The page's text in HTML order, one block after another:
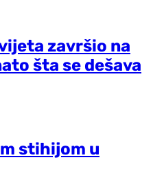
završio na
šta se dešava
stihijom u